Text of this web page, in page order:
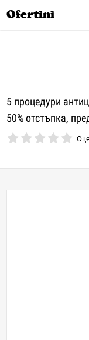
Ofertini
5 процедури
50% отстъпка,